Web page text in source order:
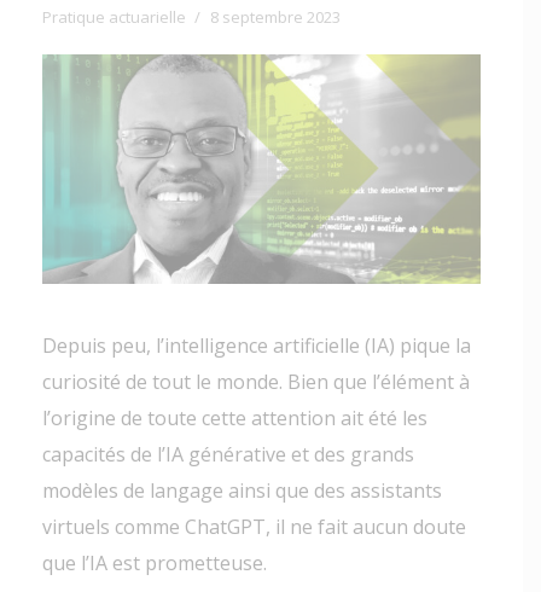
Pratique actuarielle 8 septembre 2023
Depuis peu, l’intelligence artificielle (IA) pique la
curiosité de tout le monde. Bien que l’élément à
l’origine de toute cette attention ait été les
capacités de l’IA générative et des grands
modèles de langage ainsi que des assistants
virtuels comme ChatGPT, il ne fait aucun doute
que l’IA est prometteuse.